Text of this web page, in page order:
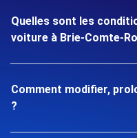
Quelles sont les
voiture à Brie-Comte-
Comment modifier,
?